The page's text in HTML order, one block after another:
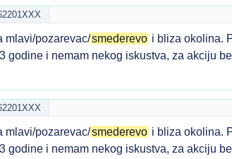
mlavi/pozarevac/smederevo i bliza okolina.
godine i nemam nekog iskustva, za akciju
mlavi/pozarevac/smederevo i bliza okolina.
godine i nemam nekog iskustva, za akciju